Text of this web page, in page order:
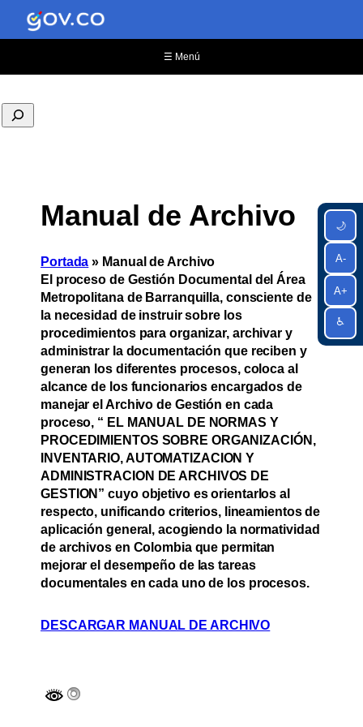
🌙
A-
A+
♿
☰ Menú
Manual de Archivo
Portada » Manual de Archivo
El proceso de Gestión Documental del Área
Metropolitana de Barranquilla, consciente de
la necesidad de instruir sobre los
procedimientos para organizar, archivar y
administrar la documentación que reciben y
generan los diferentes procesos, coloca al
alcance de los funcionarios encargados de
manejar el Archivo de Gestión en cada
proceso, “ EL MANUAL DE NORMAS Y
PROCEDIMIENTOS SOBRE ORGANIZACIÓN,
INVENTARIO, AUTOMATIZACION Y
ADMINISTRACION DE ARCHIVOS DE
GESTION” cuyo objetivo es orientarlos al
respecto, unificando criterios, lineamientos de
aplicación general, acogiendo la normatividad
de archivos en Colombia que permitan
mejorar el desempeño de las tareas
documentales en cada uno de los procesos.
DESCARGAR MANUAL DE ARCHIVO